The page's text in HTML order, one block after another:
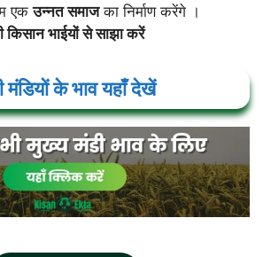
एकउन्नत समाजका निर्माण करेंगे ।
किसान भाईयों से साझा करें
मंडियों के भाव यहाँ देखें